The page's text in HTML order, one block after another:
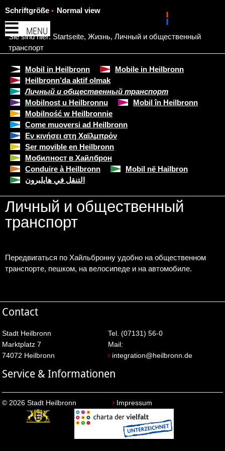
MENU
Schriftgröße Normal view
Sie sind hier: Startseite, Жизнь, Личный и общественный
транспорт
Mobil in Heilbronn
Mobile in Heilbronn
Heilbronn’da aktif olmak
Личный и общественный транспорт
Mobilnost u Heilbronnu
Mobil în Heilbronn
Mobilność w Heilbronnie
Come muoversi ad Heilbronn
Εν κινήσει στη Χαϊλμπρόν
Ser movible en Heilbronn
Мобилност в Хайлброн
Conduire à Heilbronn
Mobil në Hailbron
التنقل في هايلبرون
Личный и общественный
транспорт
Передвигаться по Хайльбронну удобно на общественном
транспорте, пешком, на велосипеде и на автомобиле.
Contact
Stadt Heilbronn
Marktplatz 7
74072 Heilbronn
Tel. (07131) 56-0
Mail:
integration@heilbronn.de
Service & Informationen
© 2026 Stadt Heilbronn Impressum